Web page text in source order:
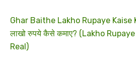
Ghar Baithe Lakho Rupaye Kaise
लाखो रुपये कैसे कमाए? (Lakho
Real)